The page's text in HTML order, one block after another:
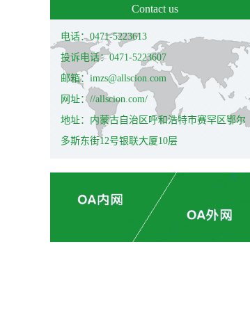
Contact us
电话：0471-5223613
投诉电话：0471-5223607
邮箱：imzs@allscion.com
网址：//allscion.com/
地址：内蒙古自治区呼和浩特市赛罕区鄂尔
多斯东街12号银联大厦10层